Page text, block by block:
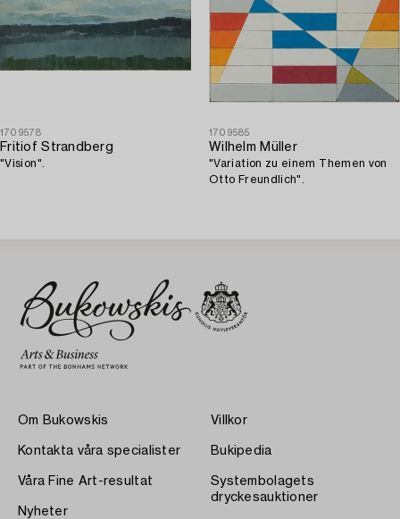
1709578
Fritiof Strandberg
"Vision".
1709585
Wilhelm Müller
"Variation zu einem Themen von
Otto Freundlich".
Om Bukowskis
Kontakta våra specialister
Våra Fine Art-resultat
Nyheter
Villkor
Bukipedia
Systembolagets
dryckesauktioner